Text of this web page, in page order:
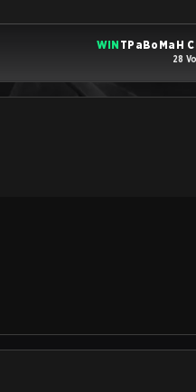
WIN TPaBoMaH
28